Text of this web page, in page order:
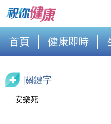
首頁 健康即時
關鍵字
安樂死